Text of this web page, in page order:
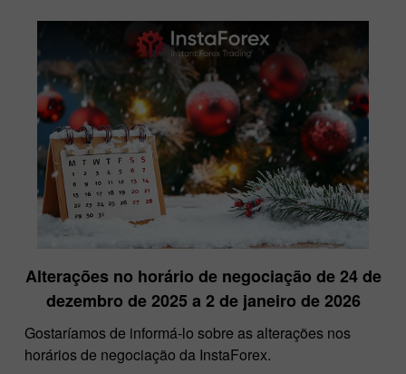
Alterações no horário de negociação de 24 de
dezembro de 2025 a 2 de janeiro de 2026
Gostaríamos de informá-lo sobre as alterações nos
horários de negociação da InstaForex.